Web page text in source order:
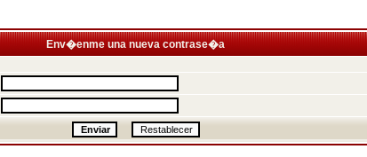
Env�enme una nueva contrase�a